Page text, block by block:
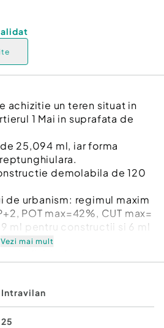
achizitie un teren situat in
1 Mai in suprafata de
25,094 ml, iar forma
demolabila de 120
urbanism: regimul maxim
POT max=42%, CUT max=
ml pentru constructii si 6 ml
va asteptam cu drag la
P138734
Vezi mai mult
Intravilan
25